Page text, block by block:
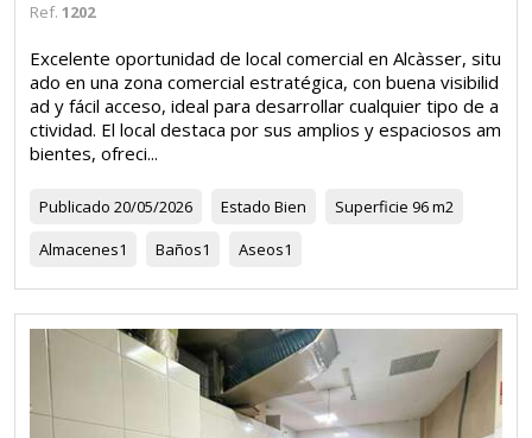
Ref. 1202
Excelente oportunidad de local comercial en Alcàsser, situ
ado en una zona comercial estratégica, con buena visibilid
ad y fácil acceso, ideal para desarrollar cualquier tipo de a
ctividad. El local destaca por sus amplios y espaciosos am
bientes, ofreci...
Publicado 20/05/2026 Estado Bien Superficie 96 m2
Almacenes1 Baños1 Aseos1